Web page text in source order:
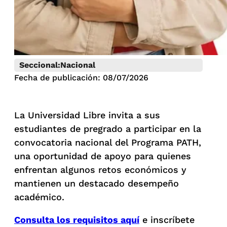
Seccional:Nacional
Fecha de publicación: 08/07/2026
La Universidad Libre invita a sus
estudiantes de pregrado a participar en la
convocatoria nacional del Programa PATH,
una oportunidad de apoyo para quienes
enfrentan algunos retos económicos y
mantienen un destacado desempeño
académico.
Consulta los requisitos aquí e inscríbete